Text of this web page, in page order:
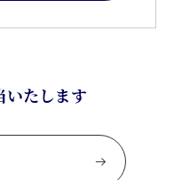
いたします